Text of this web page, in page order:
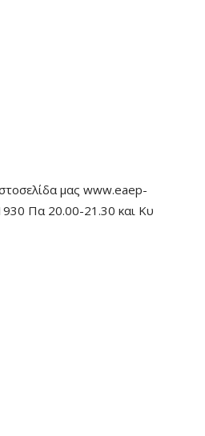
μας www.eaep-
Πα 20.00-21.30 και Κυ